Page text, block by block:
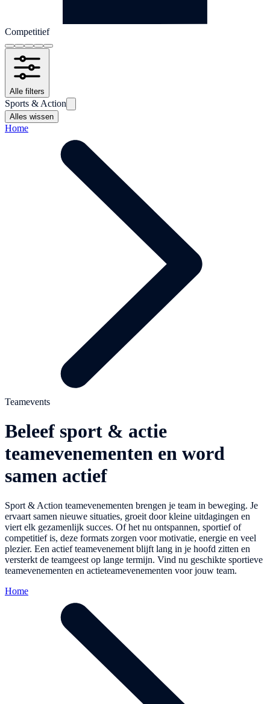
Competitief
Alle filters
Sports & Action
Alles wissen
Home
Teamevents
Beleef sport & actie
teamevenementen en word
samen actief
Sport & Action teamevenementen brengen je team in beweging. Je
ervaart samen nieuwe situaties, groeit door kleine uitdagingen en
viert elk gezamenlijk succes. Of het nu ontspannen, sportief of
competitief is, deze formats zorgen voor motivatie, energie en veel
plezier. Een actief teamevenement blijft lang in je hoofd zitten en
versterkt de teamgeest op lange termijn. Vind nu geschikte sportieve
teamevenementen en actieteamevenementen voor jouw team.
Home